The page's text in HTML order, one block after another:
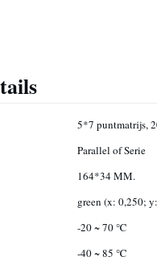
5*7 puntmatrijs,
Parallel of Serie
164*34 MM.
green (x: 0,250;
-20 ~ 70 ℃
-40 ~ 85 ℃